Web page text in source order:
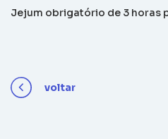
Jejum obrigatório de 3 horas
voltar